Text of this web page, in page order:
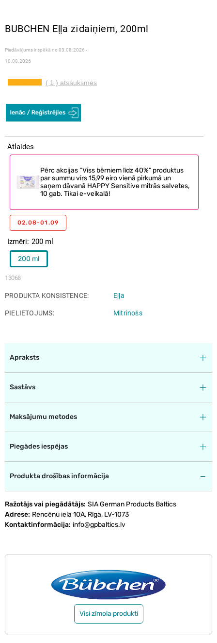
BUBCHEN Eļļa zīdaiņiem, 200ml
Piedāvājums ir spēkā no 03.08.2026 -
10.08.2026
( 1 ) atsauksmes
13068
Izmēri 200 ml
200 ml
Atlaides
Pērc akcijas “Viss bērniem līdz 40%” produktus
par summu virs 15,99 eiro vienā pirkumā un
saņem dāvanā HAPPY Sensitive mitrās salvetes,
10 gab. Tikai e-veikalā!
02.08-01.09
PRODUKTA KONSISTENCE Eļļa
PIELIETOJUMS Mitrinošs
Apraksts
Sastāvs
Maksājumu metodes
Piegādes iespējas
Produkta drošības informācija
Ražotājs vai piegādātājs SIA German Products Baltics
Adrese Rencēnu iela 10A, Rīga, LV-1073
Kontaktinformācija info@gpbaltics.lv
Visi zīmola produkti